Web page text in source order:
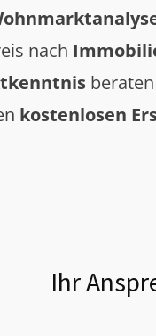
nach
kostenlosen
Ihr